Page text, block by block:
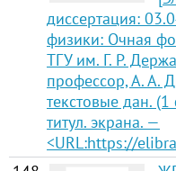
диссертация:
физики: Очная
ТГУ им. Г. Р.
профессор, А. А.
текстовые дан.
титул. экрана. —
<URL:https://